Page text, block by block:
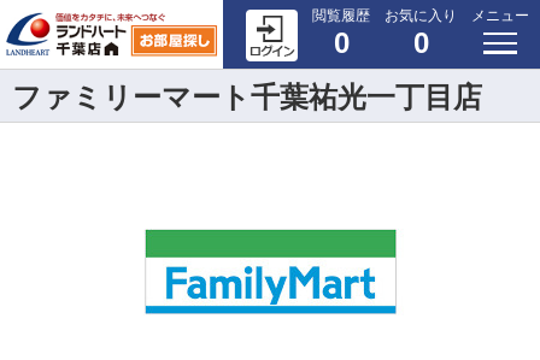
閲覧履歴
0
お気に入り
0
メニュー
ファミリーマート千葉祐光一丁目店